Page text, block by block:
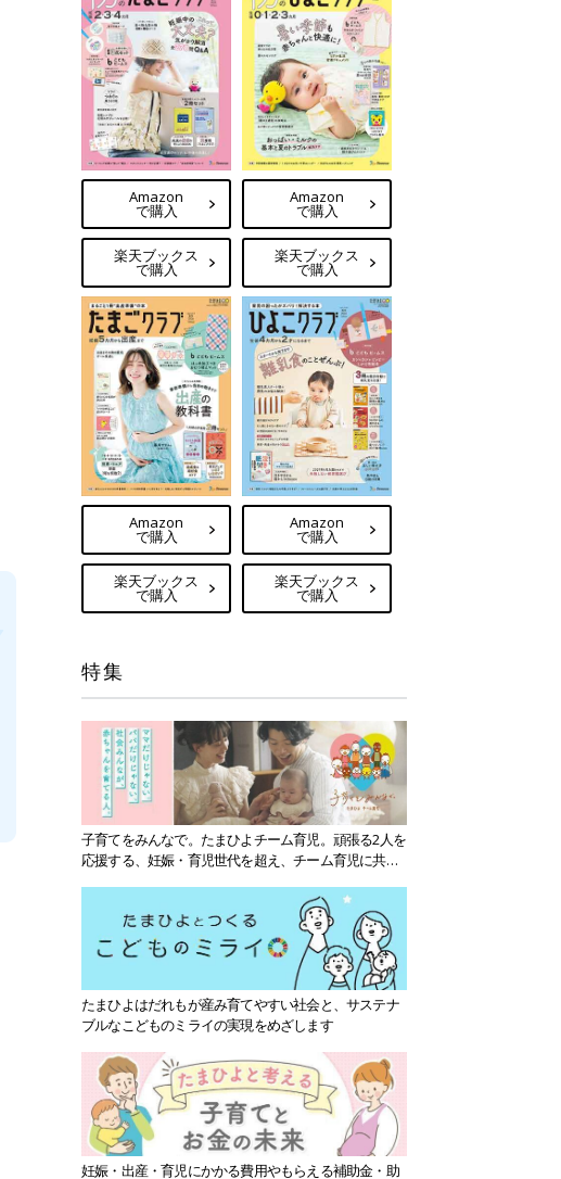
Amazon
で購入
楽天ブックス
で購入
Amazon
で購入
楽天ブックス
で購入
Amazon
で購入
楽天ブックス
で購入
Amazon
で購入
楽天ブックス
で購入
特集
子育てをみんなで。たまひよチーム育児。頑張る2人を
応援する、妊娠・育児世代を超え、チーム育児に共感
たまひよはだれもが産み育てやすい社会と、サステナ
ブルなこどものミライの実現をめざします
妊娠・出産・育児にかかる費用やもらえる補助金・助